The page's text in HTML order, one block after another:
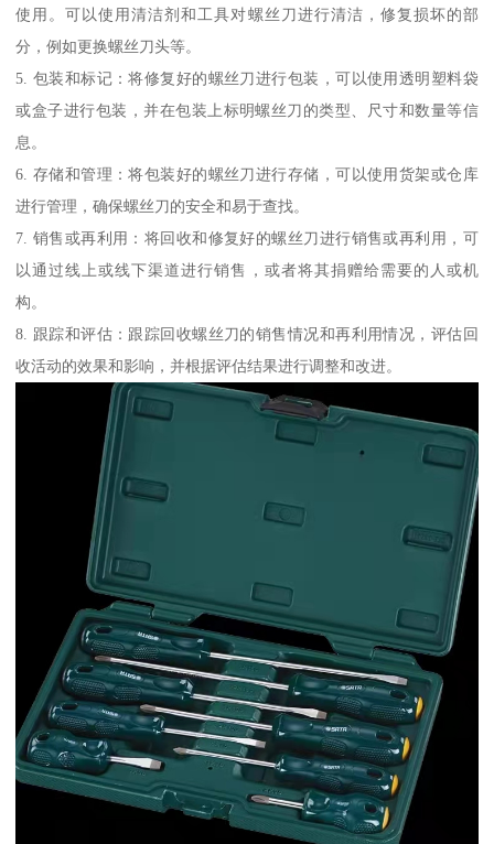
使用。可以使用清洁剂和工具对螺丝刀进行清洁，修复损坏的部
分，例如更换螺丝刀头等。
5. 包装和标记：将修复好的螺丝刀进行包装，可以使用透明塑料袋
或盒子进行包装，并在包装上标明螺丝刀的类型、尺寸和数量等信
息。
6. 存储和管理：将包装好的螺丝刀进行存储，可以使用货架或仓库
进行管理，确保螺丝刀的安全和易于查找。
7. 销售或再利用：将回收和修复好的螺丝刀进行销售或再利用，可
以通过线上或线下渠道进行销售，或者将其捐赠给需要的人或机
构。
8. 跟踪和评估：跟踪回收螺丝刀的销售情况和再利用情况，评估回
收活动的效果和影响，并根据评估结果进行调整和改进。